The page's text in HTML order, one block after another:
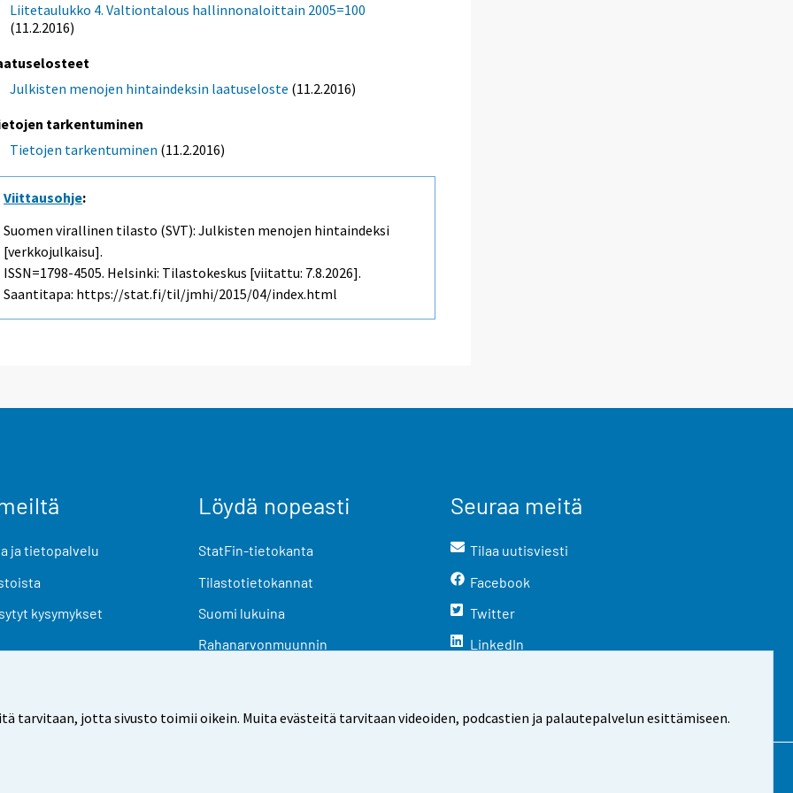
tarvitaan, jotta sivusto toimii oikein. Muita evästeitä tarvitaan videoiden, podcastien ja palautepalvelun esittämiseen.
Liitetaulukko 4. Valtiontalous hallinnonaloittain 2005=100
(11.2.2016)
Julkisten menojen hintaindeksin laatuseloste (11.2.2016)
tarkentuminen
Tietojen tarkentuminen (11.2.2016)
Viittausohje:
Suomen virallinen tilasto (SVT): Julkisten menojen hintaindeksi
[verkkojulkaisu].
ISSN=1798-4505. Helsinki: Tilastokeskus [viitattu: 7.8.2026].
Saantitapa: https://stat.fi/til/jmhi/2015/04/index.html
ja tietopalvelu
kysymykset
Löydä nopeasti
StatFin-tietokanta
Tilastotietokannat
Suomi lukuina
Rahanarvonmuunnin
Seuraa meitä
Tilaa uutisviesti
Facebook
Twitter
LinkedIn